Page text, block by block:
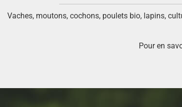
Vaches, moutons, cochons, poulets bio, lapins,
Pour en